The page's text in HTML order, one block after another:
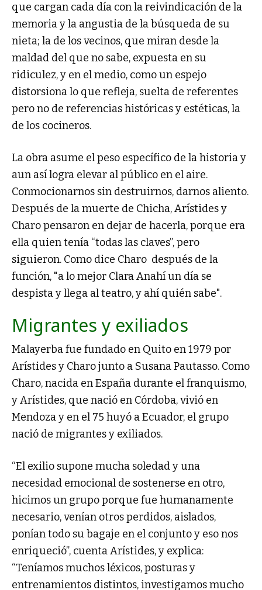
que cargan cada día con la reivindicación de la
memoria y la angustia de la búsqueda de su
nieta; la de los vecinos, que miran desde la
maldad del que no sabe, expuesta en su
ridiculez, y en el medio, como un espejo
distorsiona lo que refleja, suelta de referentes
pero no de referencias históricas y estéticas, la
de los cocineros.
La obra asume el peso específico de la historia y
aun así logra elevar al público en el aire.
Conmocionarnos sin destruirnos, darnos aliento.
Después de la muerte de Chicha, Arístides y
Charo pensaron en dejar de hacerla, porque era
ella quien tenía “todas las claves”, pero
siguieron. Como dice Charo después de la
función, "a lo mejor Clara Anahí un día se
despista y llega al teatro, y ahí quién sabe".
Migrantes y exiliados
Malayerba fue fundado en Quito en 1979 por
Arístides y Charo junto a Susana Pautasso. Como
Charo, nacida en España durante el franquismo,
y Arístides, que nació en Córdoba, vivió en
Mendoza y en el 75 huyó a Ecuador, el grupo
nació de migrantes y exiliados.
“El exilio supone mucha soledad y una
necesidad emocional de sostenerse en otro,
hicimos un grupo porque fue humanamente
necesario, venían otros perdidos, aislados,
ponían todo su bagaje en el conjunto y eso nos
enriqueció”, cuenta Arístides, y explica:
“Teníamos muchos léxicos, posturas y
entrenamientos distintos, investigamos mucho